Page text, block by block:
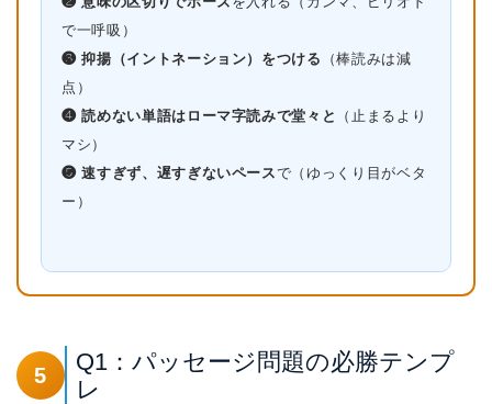
で一呼吸）
❸ 抑揚（イントネーション）をつける
（棒読みは減
点）
❹ 読めない単語はローマ字読みで堂々と
（止まるより
マシ）
❺ 速すぎず、遅すぎないペースで（ゆっくり目がベタ
ー）
5
Q1：パッセージ問題の必勝テンプ
レ